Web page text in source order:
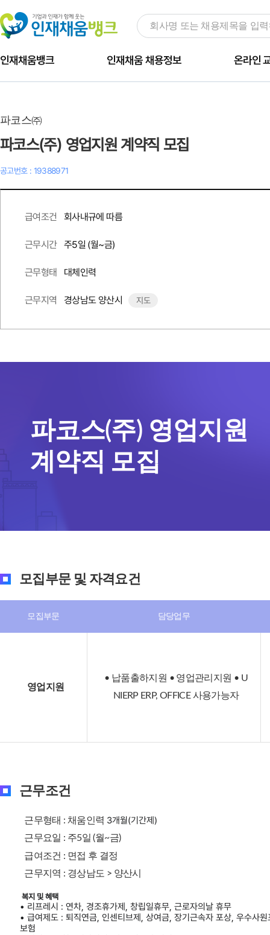
인재채움뱅크 인재채움 채용정보 온라인
파코스㈜
파코스(주) 영업지원 계약직 모집
공고번호 : 19388971
급여조건 회사내규에 따름
근무시간 주5일 (월~금)
근무형태 대체인력
근무지역 경상남도 양산시 지도
파코스(주) 영업지원
계약직 모집
모집부문 및 자격요건
모집부문 담당업무
영업지원
• 납품출하지원 • 영업관리지원 • U
NIERP ERP, OFFICE 사용가능자
근무조건
근무형태 : 채움인력 3개월(기간제)
근무요일 : 주5일 (월~금)
급여조건 : 면접 후 결정
근무지역 : 경상남도 > 양산시
복지 및 혜택
• 리프레시 : 연차, 경조휴가제, 창립일휴무, 근로자의날 휴무
• 급여제도 : 퇴직연금, 인센티브제, 상여금, 장기근속자 포상, 우수사
보험